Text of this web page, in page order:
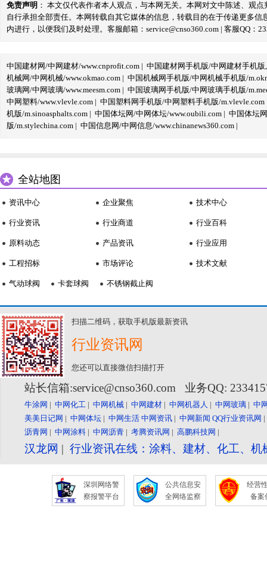
免责声明 ： 本文仅代表作者本人观点，与本网无关。本网对文中陈述、观
自行承担全部责任。本网转载自其它媒体的信息，转载目的在于传递更多
内进行，以便我们及时处理。客服邮箱：service@cnso360.com | 客服QQ：
中国建材网/中网建材/www.cnprofit.com | 中国建材网手机版/中网建材手机版
机械网/中网机械/www.okmao.com | 中国机械网手机版/中网机械手机版/
玻璃网/中网玻璃/www.meesm.com | 中国玻璃网手机版/中网玻璃手机版/
中网塑料/www.vlevle.com | 中国塑料网手机版/中网塑料手机版/m.vlevle.com
机版/m.sinoasphalts.com | 中国体坛网/中网体坛/www.oubili.com | 中国体坛
版/m.stylechina.com | 中国信息网/中网信息/www.chinanews360.com |
全站地图
资讯中心
行业资讯
原料动态
工程招标
企业聚焦
行业商道
产品资讯
市场评论
技术中心
行业百科
行业应用
技术文献
气动球阀 卡套球阀 不锈钢截止阀
扫描二维码，获取手机版最新资讯
行业资讯网
您还可以直接微信扫描打开
站长信箱:service@cnso360.com 业务QQ:
牛涂网 | 中网化工 | 中网机械 | 中网建材 | 中网机器人 | 中网玻璃 | 中
美美日记网 | 中网体坛 | 中网生活 中网资讯 | 中网新闻 QQ行业资讯网
沥青网 | 中网涂料 | 中网沥青 | 考腾资讯网 | 高鹏科技网 |
汉龙网 | 行业资讯在线：涂料、建材、化工、
深圳网络警
察报警平台
公共信息安
全网络监察
经营
备案